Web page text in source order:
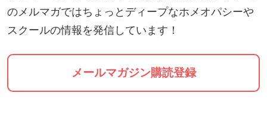
🔸保険認定（民間）がされる唯一のホメオパス養成
オランダでは、HANの正規課程を終え、認定試験を
クリアしたホメオパスの提供する業務には、代替療
のメルマガではちょっとディープなホメオパシーや
スクールの情報を発信しています！
メールマガジン購読登録